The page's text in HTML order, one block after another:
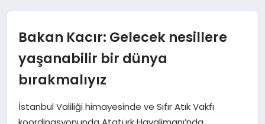
MAGAZIN
SAĞLIK
Bakan Kacır: Gelecek nesillere
yaşanabilir bir dünya
bırakmalıyız
İstanbul Valiliği himayesinde ve Sıfır Atık Vakfı